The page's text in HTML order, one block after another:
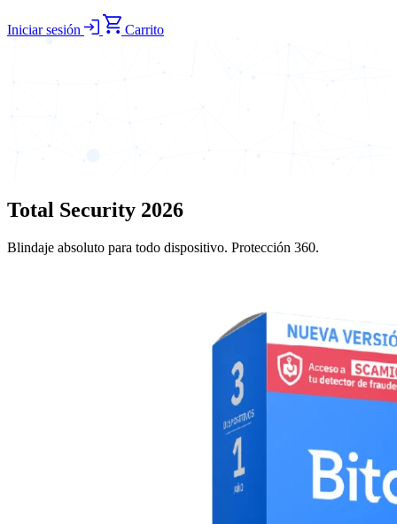
Iniciar sesión Carrito
Total Security 2026
Blindaje absoluto para todo dispositivo. Protección 360.